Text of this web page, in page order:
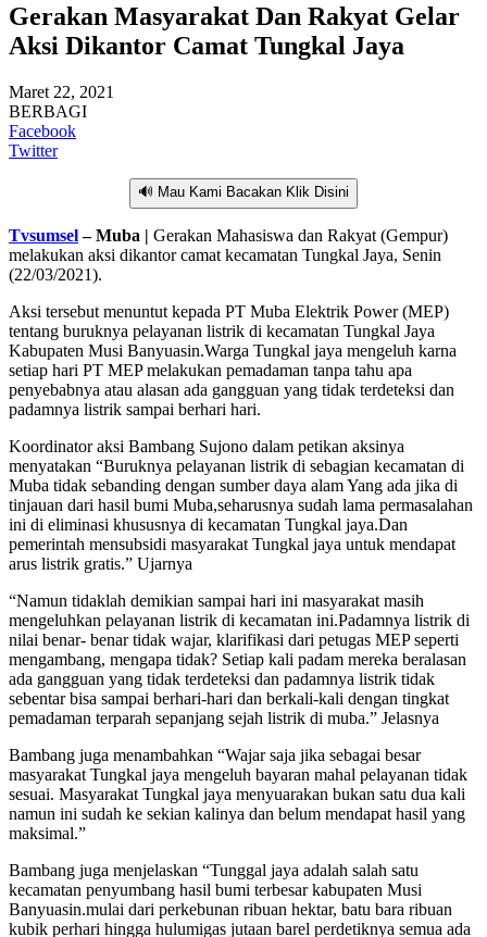
Gerakan Masyarakat Dan Rakyat Gelar
Aksi Dikantor Camat Tungkal Jaya
Maret 22, 2021
BERBAGI
Facebook
Twitter
🔊 Mau Kami Bacakan Klik Disini
Tvsumsel– Muba | Gerakan Mahasiswa dan Rakyat (Gempur)
melakukan aksi dikantor camat kecamatan Tungkal Jaya, Senin
(22/03/2021).
Aksi tersebut menuntut kepada PT Muba Elektrik Power (MEP)
tentang buruknya pelayanan listrik di kecamatan Tungkal Jaya
Kabupaten Musi Banyuasin.Warga Tungkal jaya mengeluh karna
setiap hari PT MEP melakukan pemadaman tanpa tahu apa
penyebabnya atau alasan ada gangguan yang tidak terdeteksi dan
padamnya listrik sampai berhari hari.
Koordinator aksi Bambang Sujono dalam petikan aksinya
menyatakan “Buruknya pelayanan listrik di sebagian kecamatan di
Muba tidak sebanding dengan sumber daya alam Yang ada jika di
tinjauan dari hasil bumi Muba,seharusnya sudah lama permasalahan
ini di eliminasi khususnya di kecamatan Tungkal jaya.Dan
pemerintah mensubsidi masyarakat Tungkal jaya untuk mendapat
arus listrik gratis.” Ujarnya
“Namun tidaklah demikian sampai hari ini masyarakat masih
mengeluhkan pelayanan listrik di kecamatan ini.Padamnya listrik di
nilai benar- benar tidak wajar, klarifikasi dari petugas MEP seperti
mengambang, mengapa tidak? Setiap kali padam mereka beralasan
ada gangguan yang tidak terdeteksi dan padamnya listrik tidak
sebentar bisa sampai berhari-hari dan berkali-kali dengan tingkat
pemadaman terparah sepanjang sejah listrik di muba.” Jelasnya
Bambang juga menambahkan “Wajar saja jika sebagai besar
masyarakat Tungkal jaya mengeluh bayaran mahal pelayanan tidak
sesuai. Masyarakat Tungkal jaya menyuarakan bukan satu dua kali
namun ini sudah ke sekian kalinya dan belum mendapat hasil yang
maksimal.”
Bambang juga menjelaskan “Tunggal jaya adalah salah satu
kecamatan penyumbang hasil bumi terbesar kabupaten Musi
Banyuasin.mulai dari perkebunan ribuan hektar, batu bara ribuan
kubik perhari hingga hulumigas jutaan barel perdetiknya semua ada